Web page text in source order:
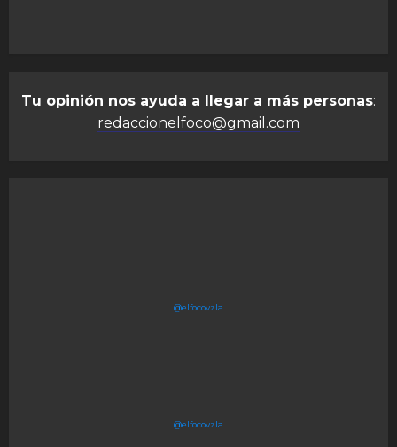
Tu opinión nos ayuda a llegar a más personas:
redaccionelfoco@gmail.com
@elfocovzla
@elfocovzla